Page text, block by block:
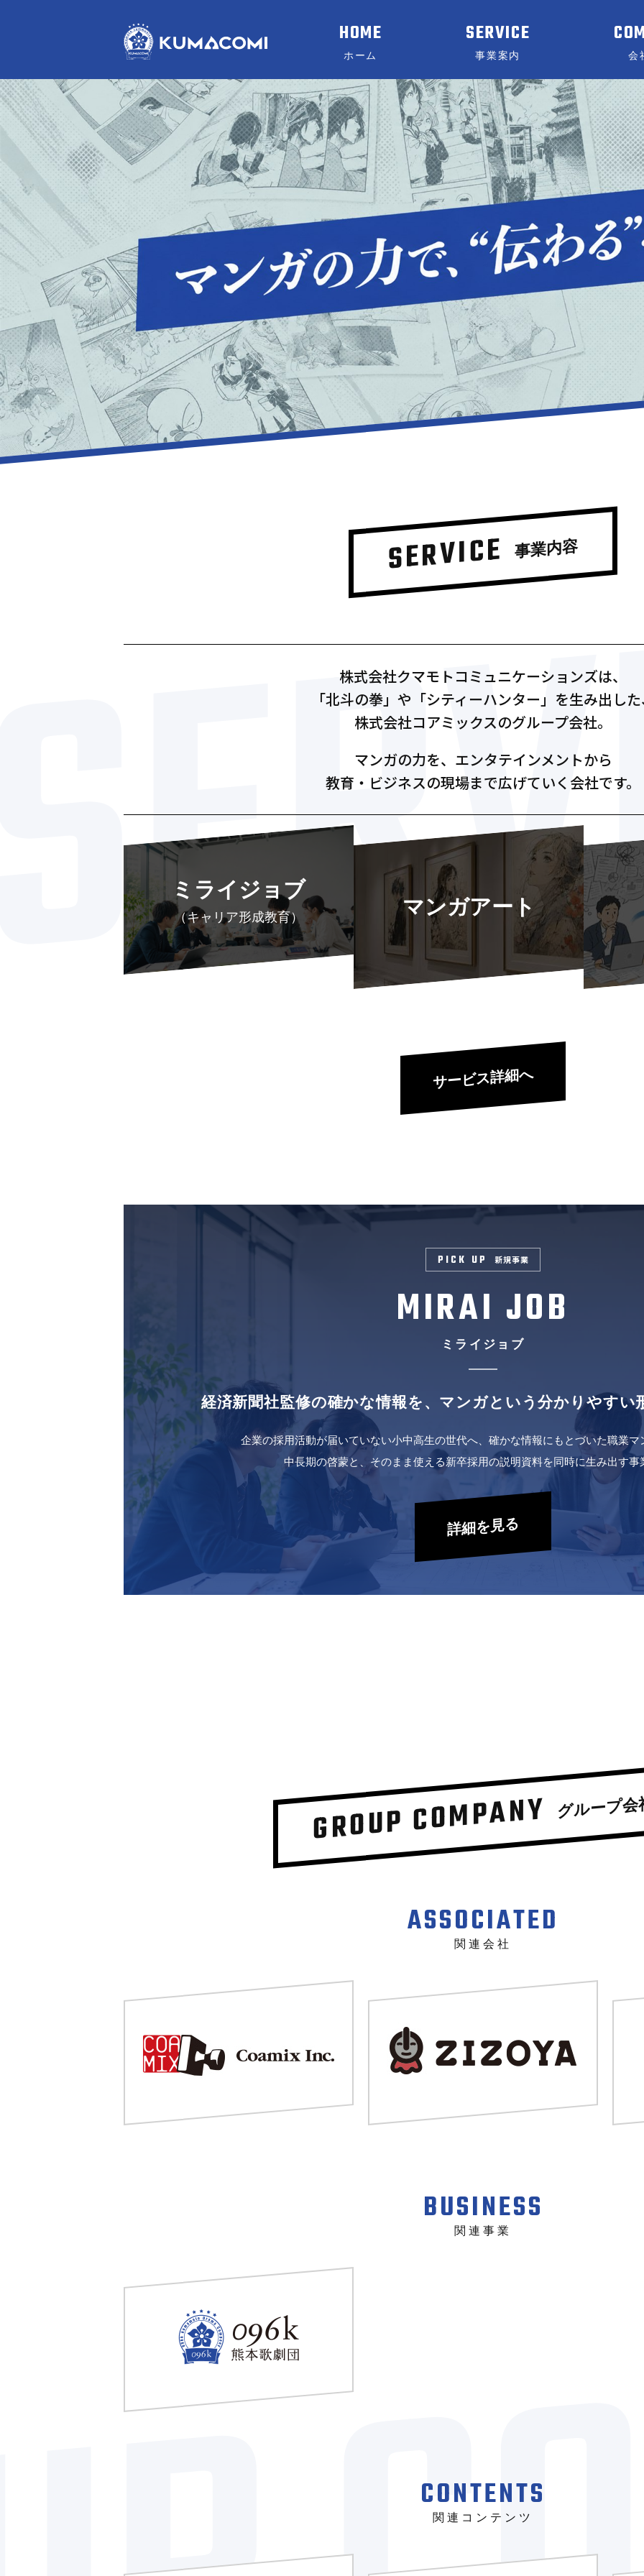
HOME
ホーム
SERVICE
事業案内 会
SERVICE 事業内容
株式会社クマモトコミュニケーションズは、
「北斗の拳」や「シティーハンター」を生み出し
株式会社コアミックスのグループ会社。
マンガの力を、エンタテインメントから
教育・ビジネスの現場まで広げていく会社です。
ミライジョブ
（キャリア形成教育） マンガアート
サービス詳細へ
PICK UP 新規事業
MIRAI JOB
ミライジョブ
経済新聞社監修の確かな情報を、 マンガという分かりやすい
企業の採用活動が届いていない小中高生の世代へ、確かな情報にもとづいた職業マ
中長期の啓蒙と、そのまま使える新卒採用の説明資料を同時に生み出す事
詳細を見る
GROUP COMPANY グループ会
ASSOCIATED
関連会社
BUSINESS
関連事業
CONTENTS
関連コンテンツ